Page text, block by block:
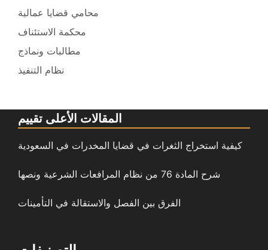
محامي قضايا عمالية
محكمة الاستئناف
مطالبات ونماذج
نظام التنفيذ
المقالات الأعلى تقييم
كيفية استخراج الثغرات في قضايا المخدرات في السعودية
شرح المادة 76 من نظام المرافعات الشرعية ونصها